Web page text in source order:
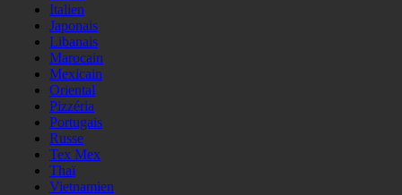
Italien
Japonais
Libanais
Marocain
Mexicain
Oriental
Pizzéria
Portugais
Russe
Tex Mex
Thaï
Vietnamien